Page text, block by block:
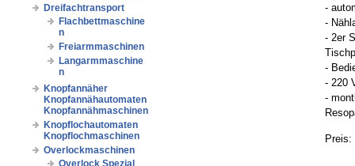
Dreifachtransport
Flachbettmaschine
n
Freiarmmaschinen
Langarmmaschine
n
Knopfannäher
Knopfannähautomaten
Knopfannähmaschinen
Knopflochautomaten
Knopflochmaschinen
Overlockmaschinen
Overlock Spezial
-
-
- 2er
-
- 220
-
Preis: